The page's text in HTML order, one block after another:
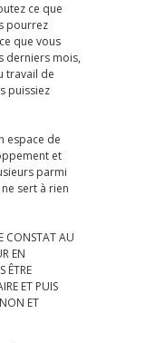
ce que
pourrez
que vous
derniers mois,
travail de
puissiez
espace de
et
parmi
sert à rien
CONSTAT AU
EN
ÊTRE
ET PUIS
ET